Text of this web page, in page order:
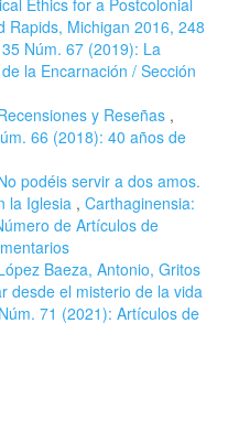
Ethics for a Postcolonial
Rapids, Michigan 2016, 248
Núm. 67 (2019): La
la Encarnación / Sección
y Reseñas ,
66 (2018): 40 años de
podéis servir a dos amos.
la Iglesia , Carthaginensia:
de Artículos de
Baeza, Antonio, Gritos
desde el misterio de la vida
71 (2021): Artículos de